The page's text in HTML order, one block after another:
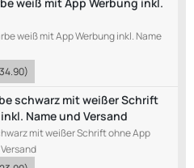
weiß mit App Werbung inkl. Name
)
schwarz mit weißer Schrift
Name und Versand
mit weißer Schrift ohne App